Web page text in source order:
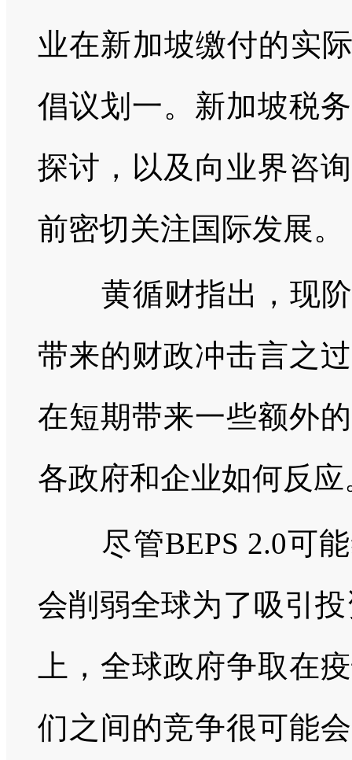
业在新加坡缴付的实
倡议划一。新加坡税
探讨，以及向业界咨
前密切关注国际发展。
黄循财指出，现阶
带来的财政冲击言之
在短期带来一些额外
各政府和企业如何反应
尽管BEPS 2.0可能
会削弱全球为了吸引
上，全球政府争取在
们之间的竞争很可能